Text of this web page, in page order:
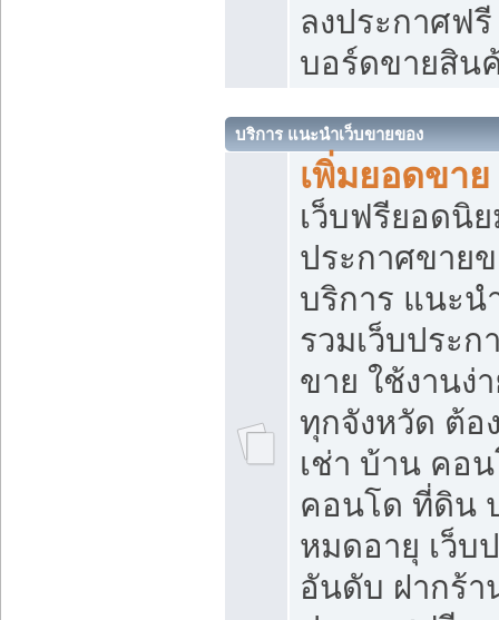
ลงประกาศฟรี
บอร์ดขายสิน
บริการ แนะนำเว็บขายของ
เพิ่มยอดขา
เว็บฟรียอดนิ
ประกาศขาย
บริการ แนะน
รวมเว็บประก
ขาย ใช้งานง่
ทุกจังหวัด ต้อ
เช่า บ้าน คอ
คอนโด ที่ดิน
หมดอายุ เว็บ
อันดับ ฝากร้า